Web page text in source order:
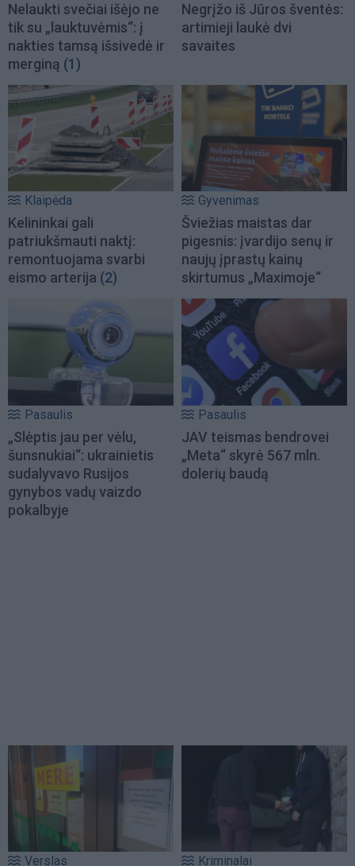
Nelaukti svečiai išėjo ne
tik su „lauktuvėmis“: į
nakties tamsą išsivedė ir
merginą (1)
Negrįžo iš Jūros šventės:
artimieji laukė dvi
savaites
Klaipėda
Kelininkai gali
patriukšmauti naktį:
remontuojama svarbi
eismo arterija (2)
Gyvenimas
Šviežias maistas dar
pigesnis: įvardijo senų ir
naujų įprastų kainų
skirtumus „Maximoje“
Pasaulis
„Slėptis jau per vėlu,
šunsnukiai“: ukrainietis
sudalyvavo Rusijos
gynybos vadų vaizdo
pokalbyje
Pasaulis
JAV teismas bendrovei
„Meta“ skyrė 567 mln.
dolerių baudą
Verslas Kriminalai